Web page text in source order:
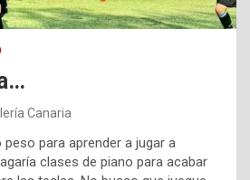
Canaria
para aprender a jugar a
clases de piano para acabar